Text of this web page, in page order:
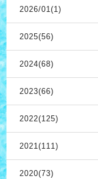
2026/01(1)
2025(56)
2024(68)
2023(66)
2022(125)
2021(111)
2020(73)